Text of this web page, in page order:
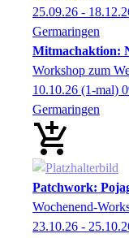
25.09.26 -
Germaringen
Mitmachaktion:
Workshop zum
10.10.26 (1-mal)
Germaringen
Patchwork:
Wochenend-
23.10.26 -